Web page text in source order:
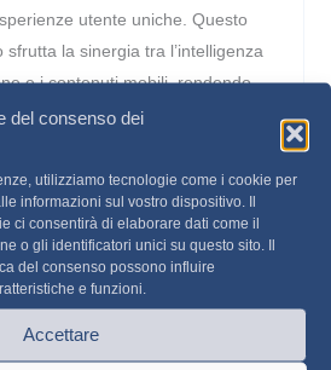
del consenso dei
utilizziamo tecnologie come i cookie per
informazioni sul vostro dispositivo. Il
ci consentirà di elaborare dati come il
o gli identificatori unici su questo sito. Il
del consenso possono influire
e funzioni.
Accettare
utente uniche. Questo
la sinergia tra l’intelligenza
e i contenuti mobili, rendendo
di successo..